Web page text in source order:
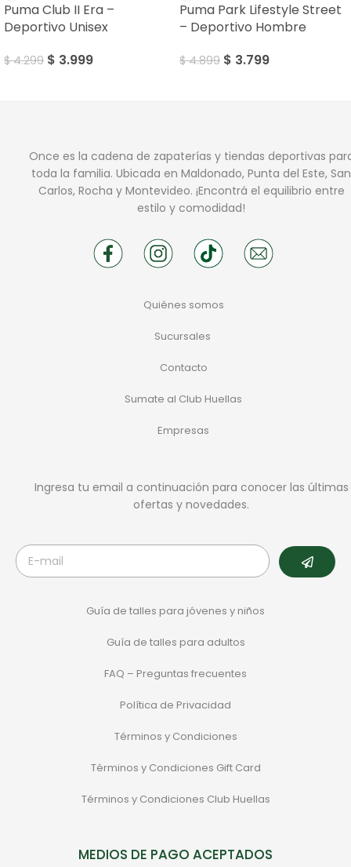
Puma Club II Era –
Deportivo Unisex
$4.299 $ 3.999
Puma Park Lifestyle Street
– Deportivo Hombre
$4.899 $ 3.799
Once es la cadena de zapaterías y tiendas deportivas
toda la familia. Ubicada en Maldonado, Punta del Este, San
Carlos, Rocha y Montevideo. ¡Encontrá el equilibrio entre
estilo y comodidad!
Quiénes somos
Sucursales
Contacto
Sumate al Club Huellas
Empresas
Ingresa tu email a continuación para conocer las últimas
ofertas y novedades.
Guía de talles para jóvenes y niños
Guía de talles para adultos
FAQ – Preguntas frecuentes
Política de Privacidad
Términos y Condiciones
Términos y Condiciones Gift Card
Términos y Condiciones Club Huellas
MEDIOS DE PAGO ACEPTADOS